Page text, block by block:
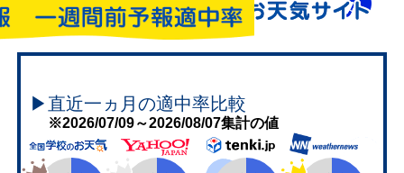
▶直近一ヵ月の適中率比較
※2026/07/09～2026/08/07集計の値